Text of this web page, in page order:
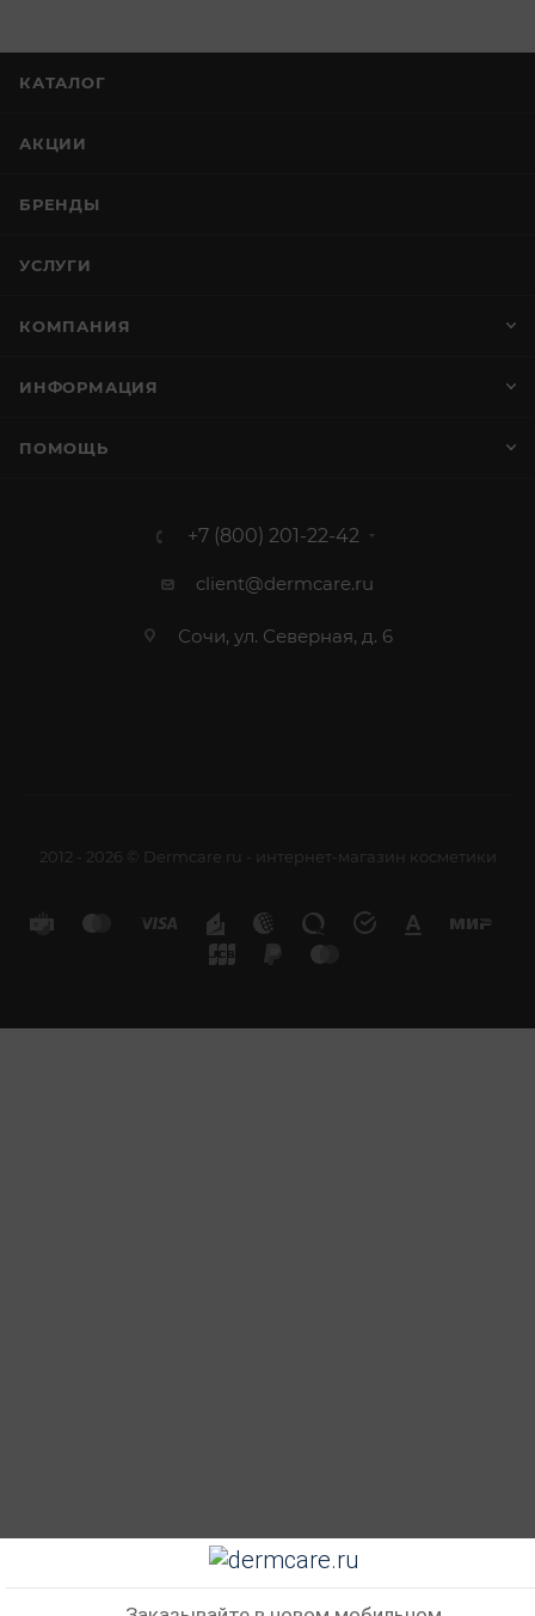
КАТАЛОГ
АКЦИИ
БРЕНДЫ
УСЛУГИ
КОМПАНИЯ
ИНФОРМАЦИЯ
ПОМОЩЬ
+7 (800) 201-22-42
client@dermcare.ru
Сочи, ул. Северная, д. 6
2012 - 2026 © Dermcare.ru - интернет-магазин косметики